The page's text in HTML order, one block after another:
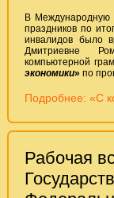
В Международную
праздников по
инвалидов было
Дмитриевне
компьютерной
экономики» по
Подробнее: «С
Рабочая